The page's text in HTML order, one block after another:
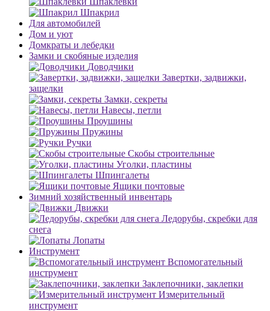
Шпакрил
Для автомобилей
Дом и уют
Домкраты и лебедки
Замки и скобяные изделия
Доводчики
Завертки, задвижки,
защелки
Замки, секреты
Навесы, петли
Проушины
Пружины
Ручки
Скобы строительные
Уголки, пластины
Шпингалеты
Ящики почтовые
Зимний хозяйственный инвентарь
Движки
Ледорубы, скребки для
снега
Лопаты
Инструмент
Вспомогательный
инструмент
Заклепочники, заклепки
Измерительный
инструмент